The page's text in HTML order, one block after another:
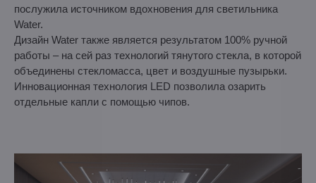
послужила источником вдохновения для светильника
Water.
Дизайн Water также является результатом 100% ручной
работы – на сей раз технологий тянутого стекла, в которой
объединены стекломасса, цвет и воздушные пузырьки.
Инновационная технология LED позволила озарить
отдельные капли с помощью чипов.